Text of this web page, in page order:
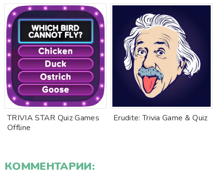
TRIVIA STAR Quiz Games
Offline
Erudite: Trivia Game & Quiz
КОММЕНТАРИИ: